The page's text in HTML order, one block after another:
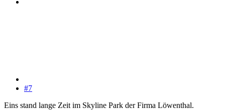
#7
Eins stand lange Zeit im Skyline Park der Firma Löwenthal.